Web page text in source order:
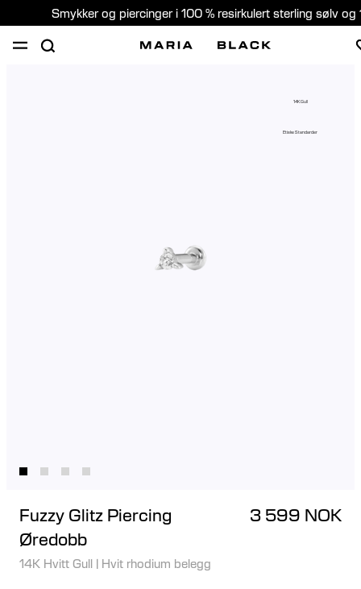
Smykker og piercinger i 100 % resirkulert sterling sølv og
14K Gull
Etiske Standarder
Fuzzy Glitz Piercing
Øredobb
3 599 NOK
14K Hvitt Gull | Hvit rhodium belegg